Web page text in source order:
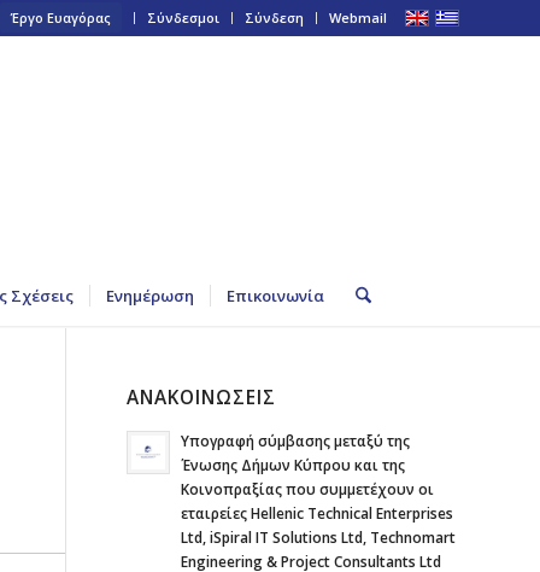
Έργο Ευαγόρας Σύνδεσμοι Σύνδεση Webmail
Σχέσεις Ενημέρωση Επικοινωνία
ΑΝΑΚΟΙΝΩΣΕΙΣ
Υπογραφή σύμβασης μεταξύ της
Ένωσης Δήμων Κύπρου και της
Κοινοπραξίας που συμμετέχουν οι
εταιρείες Hellenic Technical Enterprises
Ltd, iSpiral IT Solutions Ltd, Technomart
Engineering & Project Consultants Ltd